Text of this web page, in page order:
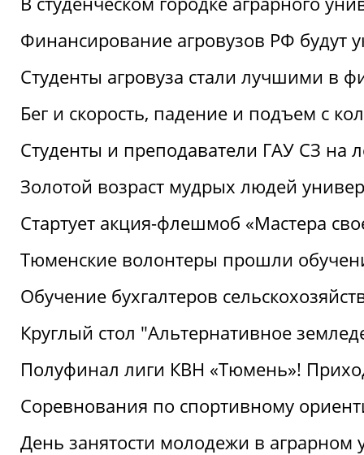
Финансирование агровузов РФ будут
Студенты агровуза стали лучшими в
Бег и скорость, падение и подъем с
Студенты и преподаватели ГАУ СЗ
Золотой возраст мудрых людей
Стартует акция-флешмоб «Мастера
Тюменские волонтеры прошли
Обучение бухгалтеров
Круглый стол "Альтернативное
Полуфинал лиги КВН «Тюмень»!
Соревнования по спортивному
День занятости молодежи в аграрном